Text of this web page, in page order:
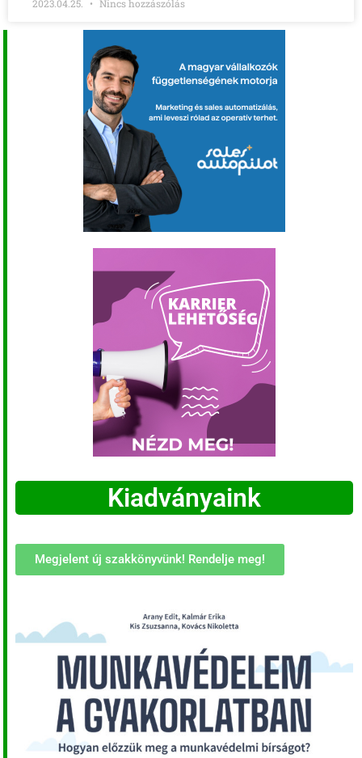
2023.04.25. Nincs hozzászólás
Kiadványaink
Megjelent új szakkönyvünk! Rendelje meg!